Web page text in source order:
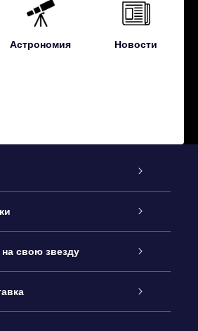
Астрономия Новости
Online Star Gift
OSR
свою звезду